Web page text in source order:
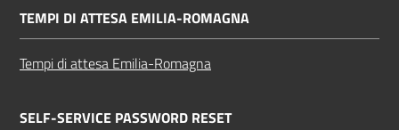
TEMPI DI ATTESA EMILIA-ROMAGNA
Tempi di attesa Emilia-Romagna
SELF-SERVICE PASSWORD RESET